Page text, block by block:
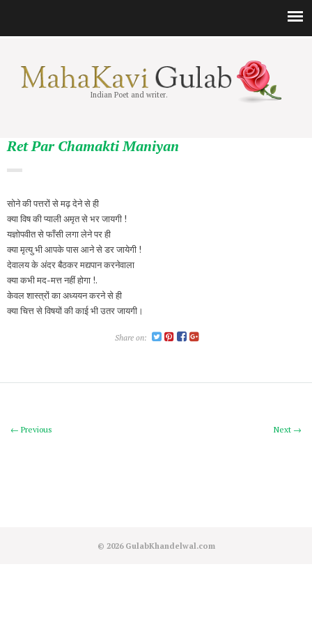
Indian Poet and writer.
Ret Par Chamakti Maniyan
सोने की पत्तरों से मढ़ देने से ही
क्या विष की प्याली अमृत से भर जायगी !
यज्ञोपवीत से फाँसी लगा लेने पर ही
क्या मृत्यु भी आपके पास आने से डर जायेगी !
देवालय के अंदर बैठकर मद्यपान करनेवाला
क्या कभी मद-मत्त नहीं होगा !.
केवल शास्त्रों का अध्ययन करने से ही
क्या चित्त से विषयों की काई भी उतर जायगी।
Share on:
Next →
← Previous
© 2026 GulabKhandelwal.com